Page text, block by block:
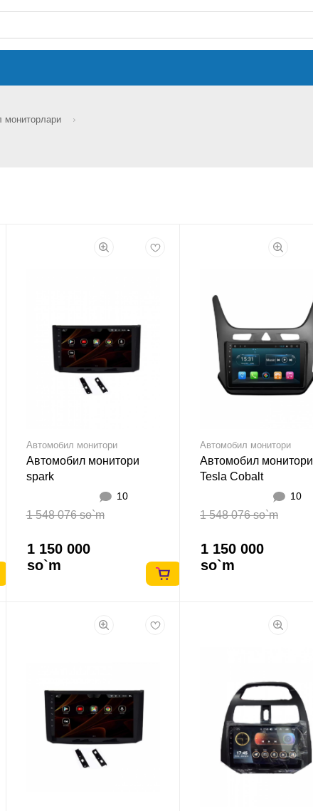
мониторлари
Автомобил монитори
Автомобил монитори
spark
10
1 548 076 so`m
1 150 000
so`m
Автомобил монитори
Автомобил монитори
Tesla Cobalt
10
1 548 076 so`m
1 150 000
so`m